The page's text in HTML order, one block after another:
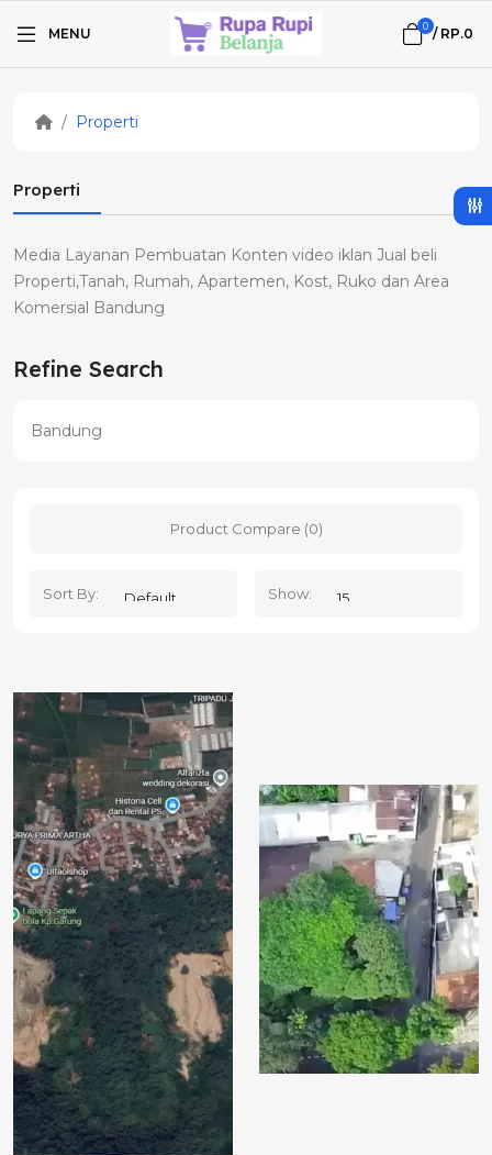
MENU 0 / RP.0
Properti
Properti
Media Layanan Pembuatan Konten video iklan Jual beli
Properti,Tanah, Rumah, Apartemen, Kost, Ruko dan Area
Komersial Bandung
Refine Search
Bandung
Product Compare (0)
Sort By: Show: